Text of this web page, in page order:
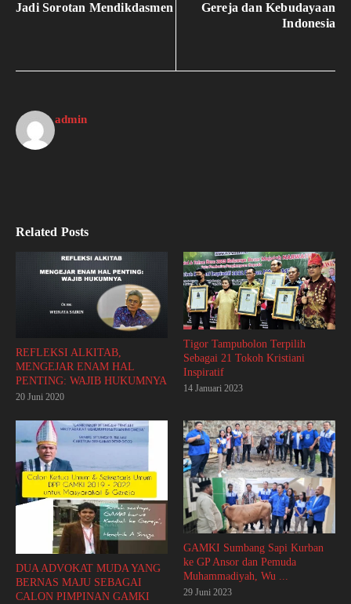
Jadi Sorotan Mendikdasmen
Gereja dan Kebudayaan
Indonesia
admin
Related Posts
REFLEKSI ALKITAB,
MENGEJAR ENAM HAL
PENTING: WAJIB HUKUMNYA
20 Juni 2020
Tigor Tampubolon Terpilih
Sebagai 21 Tokoh Kristiani
Inspiratif
14 Januari 2023
DUA ADVOKAT MUDA YANG
BERNAS MAJU SEBAGAI
CALON PIMPINAN GAMKI
GAMKI Sumbang Sapi Kurban
ke GP Ansor dan Pemuda
Muhammadiyah, Wu ...
29 Juni 2023